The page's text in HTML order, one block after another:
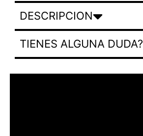
DESCRIPCION
TIENES ALGUNA DUDA?